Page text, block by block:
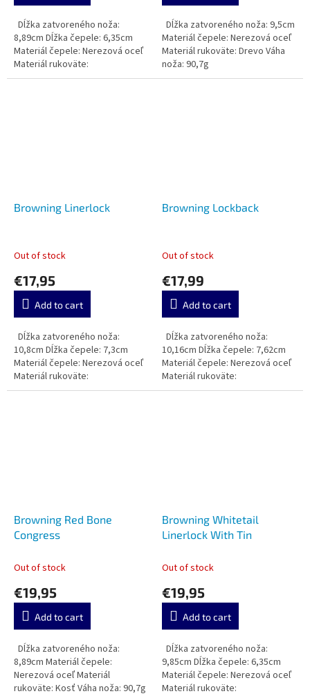
Dĺžka zatvoreného noža:
8,89cm Dĺžka čepele: 6,35cm
Materiál čepele: Nerezová oceľ
Materiál rukoväte:
Dĺžka zatvoreného noža: 9,5cm
Materiál čepele: Nerezová oceľ
Materiál rukoväte: Drevo Váha
noža: 90,7g
Browning Linerlock
Out of stock
€17,95
Add to cart
Dĺžka zatvoreného noža:
10,8cm Dĺžka čepele: 7,3cm
Materiál čepele: Nerezová oceľ
Materiál rukoväte:
Browning Lockback
Out of stock
€17,99
Add to cart
Dĺžka zatvoreného noža:
10,16cm Dĺžka čepele: 7,62cm
Materiál čepele: Nerezová oceľ
Materiál rukoväte:
Browning Red Bone
Congress
Out of stock
€19,95
Add to cart
Dĺžka zatvoreného noža:
8,89cm Materiál čepele:
Nerezová oceľ Materiál
rukoväte: Kosť Váha noža: 90,7g
Browning Whitetail
Linerlock With Tin
Out of stock
€19,95
Add to cart
Dĺžka zatvoreného noža:
9,85cm Dĺžka čepele: 6,35cm
Materiál čepele: Nerezová oceľ
Materiál rukoväte: